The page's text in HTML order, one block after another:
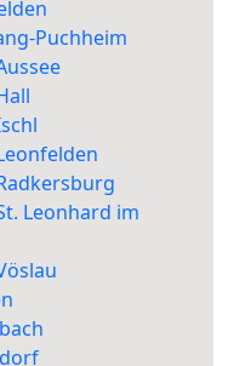
Puchheim
Leonhard im